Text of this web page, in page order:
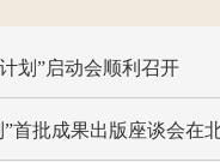
划”启动会顺利召开
首批成果出版座谈会在